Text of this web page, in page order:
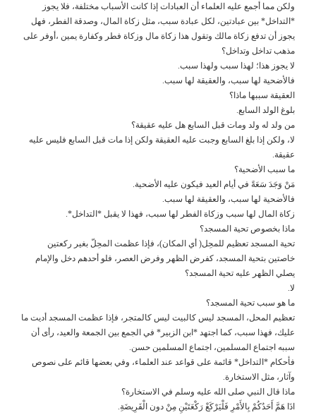
ولكن مما أجمع عليه العلماء أن العبادات إذا كانت الأسباب مختلفة، فلا يجوز
*التداخل* بين عبادتين، لكل عبادة سبب، مثل زكاة المال، وصدقة الفطر، فهل
يجوز أن تدفع زكاة مالك وتقول هذا زكاة مال وزكاة فطر وكفارة يمين ،أوفر على
مذهب تداخل وتداخل؟
لا يجوز هذا؛ لهذا سبب ولهذا سبب.
فالأضحية لها سبب، والعقيقة لها سبب.
العقيقة سببها ماذا؟
بلوغ الولد السابع.
من ولد له ولد ومات قبل السابع هل عليه عقيقة؟
لا، ولكن إذا بلغ السابع وجبت عليه العقيقة ولكن إذا مات قبل السابع فليس عليه
عقيقة.
ما سبب الأضحية؟
مَنْ وَجَدَ سَعَةً في أيام العيد فيكون عليه الأضحية.
فالأضحية لها سبب، والعقيقة لها سبب.
زكاة المال لها سبب وزكاة الفطر لها سبب، فهذا لا يقبل *التداخل*.
ماذا بخصوص تحية المسجد؟
تحية المسجد تعظيم للمحِل( أي المكان)، فإذا عظمت المحِلّ بغير ركعتين
خاصتين بتحية المسجد، كفرض الظهر وفرض العصر، فلو أحدهم دخل والإمام
يصلي الظهر عليه تحية المسجد؟
لا.
ما هو سبب تحية المسجد؟
تعظيم المحل، المسجد ليس كالبيت ليس كالمتجر، فإذا عظمت المسجد أديت ما
عليك، فهذا سبب، كما اجتهد *ابن الزبير* في الجمع بين الجمعة والعيد، رأى أن
سببه اجتماع المسلمين، اجتماع المسلمين حسن.
فأحكام *التداخل* قائمة على قواعد عند العلماء، وفي بعضها قائم على نصوص
وآثار، مثل الاستخارة.
ماذا قال النبي صلى الله عليه وسلم في الاستخارة؟
اذَا هَمَّ أَحَدُكُمْ بِالأَمْرِ فَلْيَرْكَعْ رَكْعَتَيْنِ مِنْ دون الْفَرِيضَةِ.